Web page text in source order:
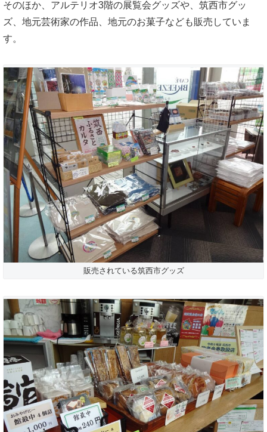
そのほか、アルテリオ3階の展覧会グッズや、筑西市グッ
ズ、地元芸術家の作品、地元のお菓子なども販売していま
す。
販売されている筑西市グッズ